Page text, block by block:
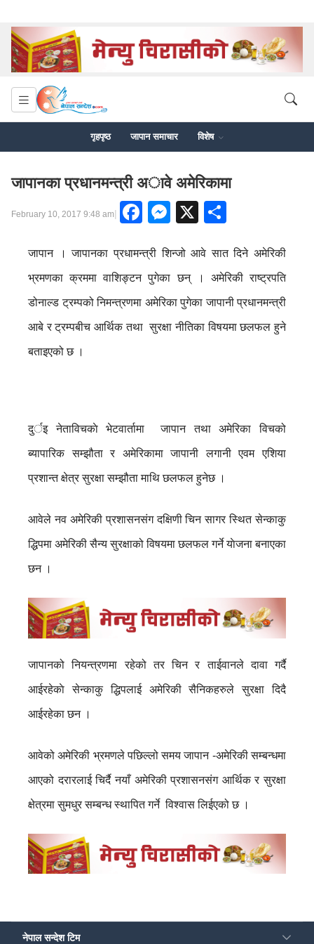
गृहपृष्ठ जापान समाचार विशेष
जापानका प्रधानमन्त्री अावे अमेरिकामा
February 10, 2017 9:48 am| Facebook
Messenger
X
जापान । जापानका प्रधामन्त्री शिन्जो आवे सात दिने अमेरिकी
भ्रमणका क्रममा वाशिङ्टन पुगेका छन् । अमेरिकी राष्ट्रपति
डोनाल्ड ट्रम्पको निमन्त्रणमा अमेरिका पुगेका जापानी प्रधानमन्त्री
आबे र ट्रम्पबीच आर्थिक तथा सुरक्षा नीतिका विषयमा छलफल हुने
बताइएको छ ।
दुर्इ नेताविचकाे भेटवार्तामा जापान तथा अमेरिका विचको
ब्यापारिक सम्झौता र अमेरिकामा जापानी लगानी एवम एशिया
प्रशान्त क्षेत्र सुरक्षा सम्झौता माथि छलफल हुनेछ ।
आवेले नव अमेरिकी प्रशासनसंग दक्षिणी चिन सागर स्थित सेन्काकु
द्धिपमा अमेरिकी सैन्य सुरक्षाको विषयमा छलफल गर्ने याेजना बनाएका
छन ।
जापानको नियन्त्रणमा रहेको तर चिन र ताईवानले दावा गर्दै
आईरहेकाे सेन्काकु द्धिपलाई अमेरिकी सैनिकहरुले सुरक्षा दिदै
आईरहेका छन ।
आवेको अमेरिकी भ्रमणले पछिल्लो समय जापान -अमेरिकी सम्बन्धमा
आएको दरारलाई चिर्दै नयाँ अमेरिकी प्रशासनसंग आर्थिक र सुरक्षा
क्षेत्रमा सुमधुर सम्बन्ध स्थापित गर्ने विश्वास लिईएको छ ।
नेपाल सन्देश टिम